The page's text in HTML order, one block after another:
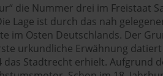
die Nummer drei im Freistaat
Lage ist durch das nah
im Osten Deutschlands. Der
urkundliche Erwähnung
das Stadtrecht erhielt. Aufgrund